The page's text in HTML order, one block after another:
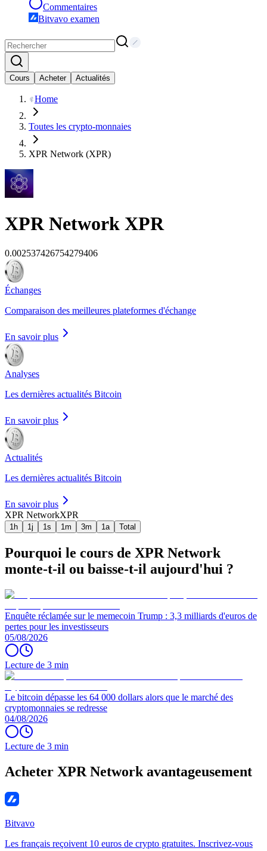
Commentaires
Bitvavo examen
Cours Acheter Actualités
Home
Toutes les crypto-monnaies
XPR Network (XPR)
XPR Network XPR
0.002537426754279406
Échanges
Comparaison des meilleures plateformes d'échange
En savoir plus
Analyses
Les dernières actualités Bitcoin
En savoir plus
Actualités
Les dernières actualités Bitcoin
En savoir plus
XPR NetworkXPR
1h 1j 1s 1m 3m 1a Total
Pourquoi le cours de XPR Network
monte-t-il ou baisse-t-il aujourd'hui ?
Enquête réclamée sur le memecoin Trump : 3,3 milliards d'euros de
pertes pour les investisseurs
05/08/2026
Lecture de 3 min
Le bitcoin dépasse les 64 000 dollars alors que le marché des
cryptomonnaies se redresse
04/08/2026
Lecture de 3 min
Acheter XPR Network avantageusement
Bitvavo
Les français reçoivent 10 euros de crypto gratuites. Inscrivez-vous